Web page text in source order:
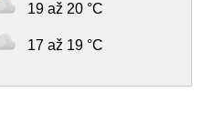
19 až 20 °C
17 až 19 °C